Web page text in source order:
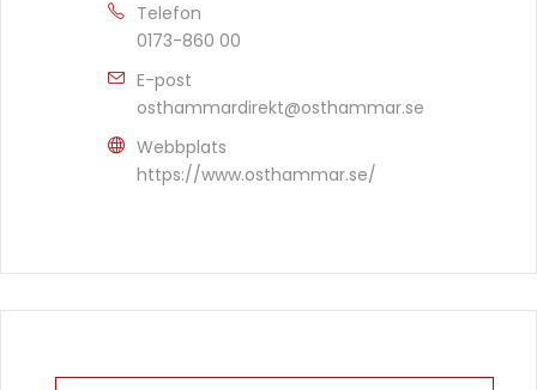
Telefon
0173-860 00
E-post
osthammardirekt@osthammar.se
Webbplats
https://www.osthammar.se/